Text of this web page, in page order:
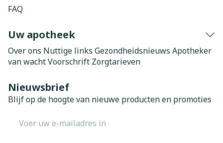
FAQ
Uw apotheek
Over ons Nuttige links Gezondheidsnieuws Apotheker
van wachtVoorschrift Zorgtarieven
Nieuwsbrief
Blijf op de hoogte van nieuwe producten en promoties